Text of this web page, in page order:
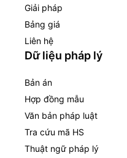
Giải pháp
Bảng giá
Liên hệ
Dữ liệu pháp lý
Bản án
Hợp đồng mẫu
Văn bản pháp luật
Tra cứu mã HS
Thuật ngữ pháp lý